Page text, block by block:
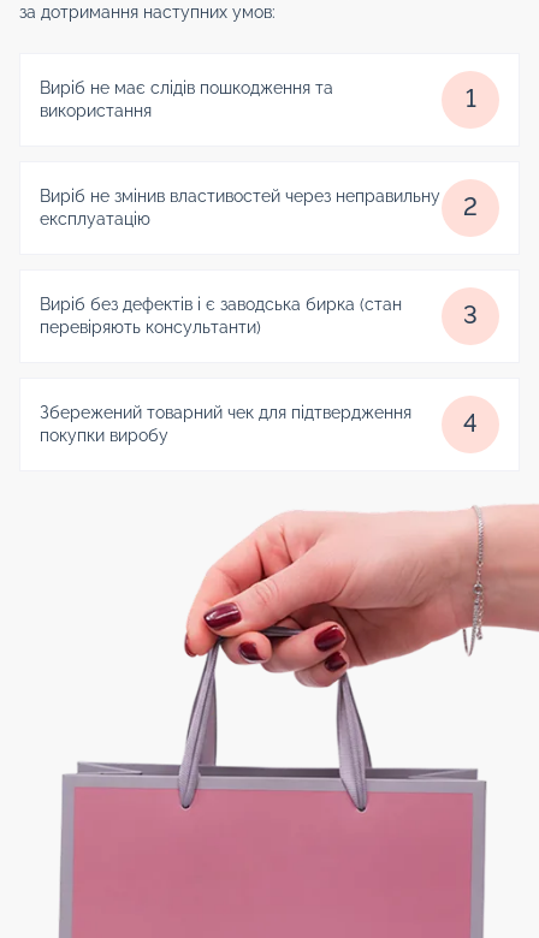
за дотримання наступних умов:
Виріб не має слідів пошкодження та
використання
1
Виріб не змінив властивостей через неправильну
експлуатацію
2
Виріб без дефектів і є заводська бирка (стан
перевіряють консультанти)
3
Збережений товарний чек для підтвердження
покупки виробу
4